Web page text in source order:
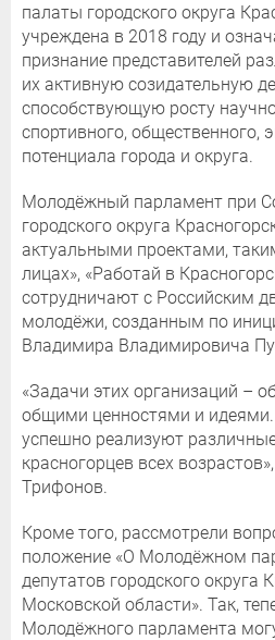
палаты городского округа
учреждена в 2018 году и
признание представителей
их активную созидательную
способствующую росту
спортивного, общественного,
потенциала города и округа.
Молодёжный парламент при
городского округа
актуальными проектами,
лицах», «Работай в
сотрудничают с Российским
молодёжи, созданным по
Владимира Владимировича
«Задачи этих организаций –
общими ценностями и
успешно реализуют
красногорцев всех
Трифонов.
Кроме того, рассмотрели
положение «О Молодёжном
депутатов городского округа
Московской области». Так,
Молодёжного парламента